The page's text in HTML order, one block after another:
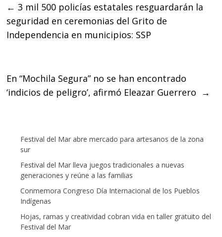
b
o
o
t
e
r
s
A
p
← 3 mil 500 policías estatales resguardarán la
seguridad en ceremonias del Grito de
Independencia en municipios: SSP
En “Mochila Segura” no se han encontrado
‘indicios de peligro’, afirmó Eleazar Guerrero →
Festival del Mar abre mercado para artesanos de la zona
sur
Festival del Mar lleva juegos tradicionales a nuevas
generaciones y reúne a las familias
Conmemora Congreso Día Internacional de los Pueblos
Indígenas
Hojas, ramas y creatividad cobran vida en taller gratuito del
Festival del Mar